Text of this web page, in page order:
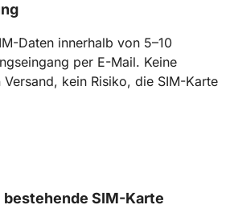
Daten innerhalb von 5–10
per E-Mail. Keine
kein Risiko, die SIM-Karte
bestehende SIM-Karte